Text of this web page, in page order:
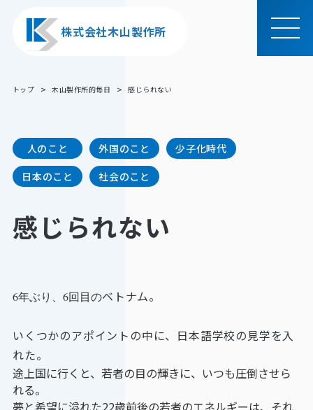
株式会社木山製作所
MEN
U
トップ 木山製作所的毎日 感じられない
人のこと 外国のこと
少子化時代
日本のこと
社会のこと
感じられない
6年ぶり、6回目のベトナム。
いくつかのアポイントの中に、日本語学校の見学を入
れた。
途上国に行くと、若者の目の輝きに、いつも圧倒させら
れる。
夢と希望に溢れた22歳前後の若者のエネルギーは、それ